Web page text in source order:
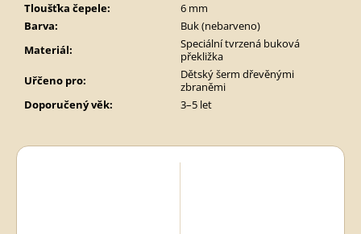
Tloušťka čepele:
6 mm
Barva:
Buk (nebarveno)
Materiál:
Speciální tvrzená buková
překližka
Uřčeno pro:
Dětský šerm dřevěnými
zbraněmi
Doporučený věk: 3–5 let